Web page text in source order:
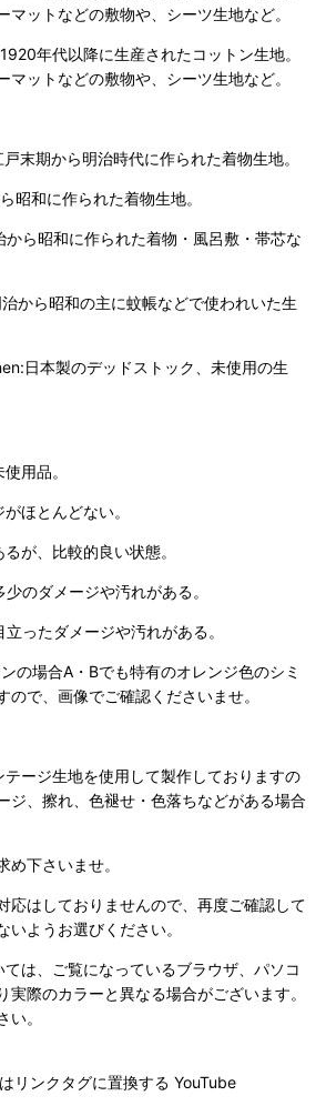
マットなどの敷物や、シーツ生地など。
年代以降に生産されたコットン生地。
マットなどの敷物や、シーツ生地など。
期から明治時代に作られた着物生地。
に作られた着物生地。
昭和に作られた着物・風呂敷・帯芯な
昭和の主に蚊帳などで使われいた生
本製のデッドストック、未使用の生
用品。
ほとんどない。
が、比較的良い状態。
のダメージや汚れがある。
ったダメージや汚れがある。
場合A・Bでも特有のオレンジ色のシミ
ので、画像でご確認くださいませ。
ージ生地を使用して製作しておりますの
ジ、擦れ、色褪せ・色落ちなどがある場合
め下さいませ。
応はしておりませんので、再度ご確認して
いようお選びください。
は、ご覧になっているブラウザ、パソコ
実際のカラーと異なる場合がございます。
。
リンクタグに置換する YouTube